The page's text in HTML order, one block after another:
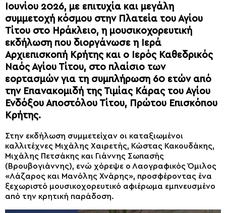
Ιουνίου 2026, με επιτυχία και μεγάλη
συμμετοχή κόσμου στην Πλατεία του Αγίου
Τίτου στο Ηράκλειο, η μουσικοχορευτική
εκδήλωση που διοργάνωσε η Ιερά
Αρχιεπισκοπή Κρήτης και ο Ιερός Καθεδρικός
Ναός Αγίου Τίτου, στο πλαίσιο των
εορτασμών για τη συμπλήρωση 60 ετών από
την Επανακομιδή της Τιμίας Κάρας του Αγίου
Ενδόξου Αποστόλου Τίτου, Πρώτου Επισκόπου
Κρήτης.
Στην εκδήλωση συμμετείχαν οι καταξιωμένοι
καλλιτέχνες Μιχάλης Χαιρετής, Κώστας Κακουδάκης,
Μιχάλης Πετσάκης και Γιάννης Σωπασής
(Βρουβογιάννης), ενώ χόρεψε ο Λαογραφικός Όμιλος
«Λάζαρος και Μανόλης Χνάρης», προσφέροντας ένα
ξεχωριστό μουσικοχορευτικό αφιέρωμα εμπνευσμένο
από την κρητική παράδοση.